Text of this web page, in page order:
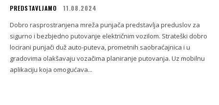
PREDSTAVLJAMO 11.08.2024
Dobro rasprostranjena mreža punjača predstavlja preduslov za
sigurno i bezbjedno putovanje električnim vozilom. Strateški dobro
locirani punjači duž auto-puteva, prometnih saobraćajnica i u
gradovima olakšavaju vozačima planiranje putovanja. Uz mobilnu
aplikaciju koja omogućava...